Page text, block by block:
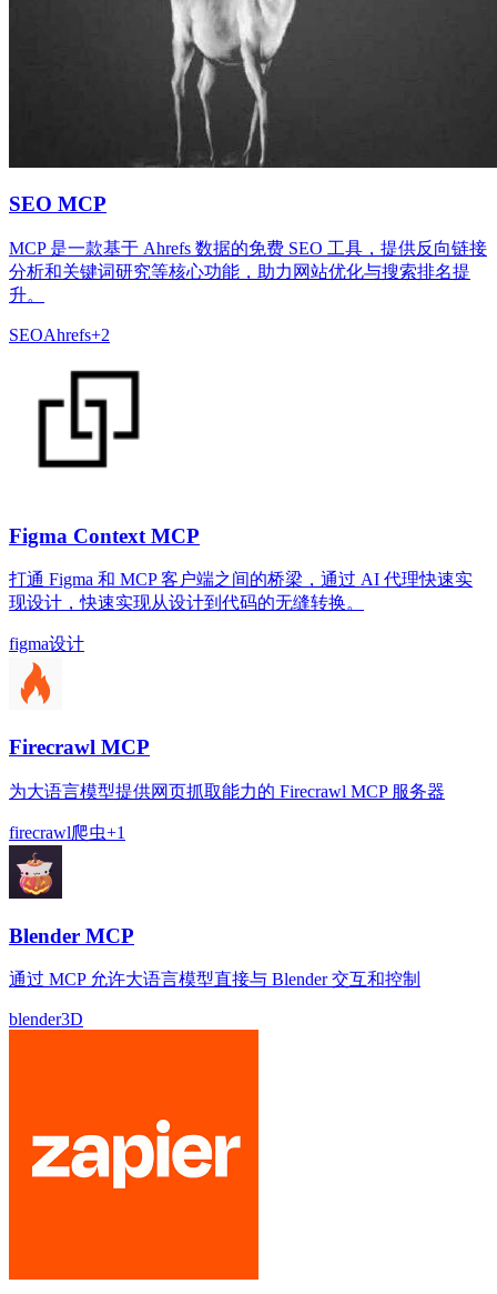
SEO MCP
MCP 是一款基于 Ahrefs 数据的免费 SEO 工具，提供反向链接
分析和关键词研究等核心功能，助力网站优化与搜索排名提
升。
SEOAhrefs+2
Figma Context MCP
打通 Figma 和 MCP 客户端之间的桥梁，通过 AI 代理快速实
现设计，快速实现从设计到代码的无缝转换。
figma设计
Firecrawl MCP
为大语言模型提供网页抓取能力的 Firecrawl MCP 服务器
firecrawl爬虫+1
Blender MCP
通过 MCP 允许大语言模型直接与 Blender 交互和控制
blender3D